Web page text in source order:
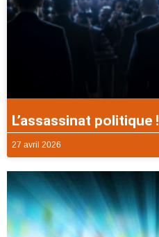
L’assassinat politique !
27 avril 2026